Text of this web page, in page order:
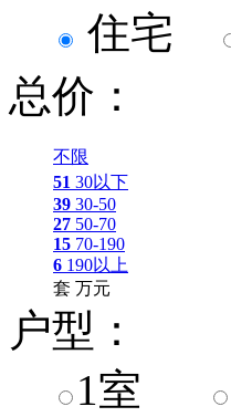
住宅
总价：
不限
51 30以下
39 30-50
27 50-70
15 70-190
6 190以上
套 万元
户型：
1室